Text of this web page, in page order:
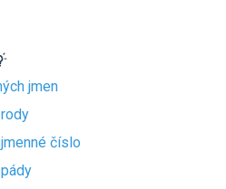
jmen
číslo